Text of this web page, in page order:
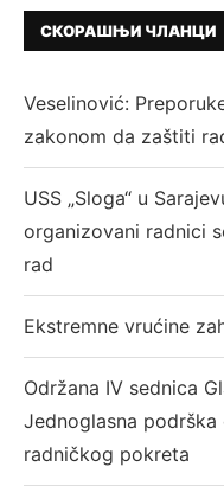
СКОРАШЊИ ЧЛАНЦИ
Veselinović:
zakonom da zaštiti
USS „Sloga“ u
organizovani radnici
rad
Ekstremne vrućine
Održana IV sednica
Jednoglasna
radničkog pokreta